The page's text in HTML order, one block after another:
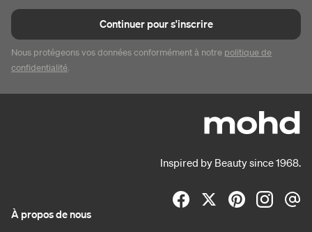
Continuer pour s'inscrire
Nous protégeons vos données conformément à notre politique de
confidentialité.
Inspired by Beauty since 1968.
À propos de nous